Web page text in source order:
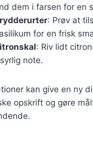
dem i farsen for en
: Prøv at
for en frisk
: Riv lidt
note.
kan give en ny
opskrift og gøre